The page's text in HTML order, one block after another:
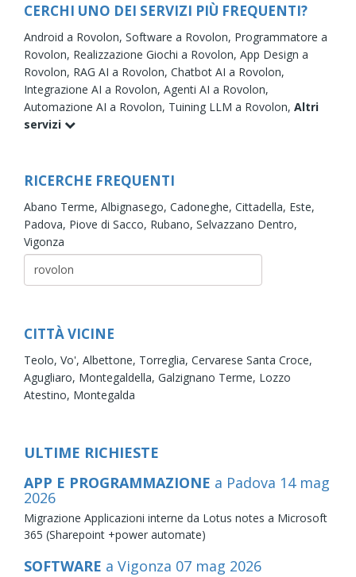
CERCHI UNO DEI SERVIZI PIÙ FREQUENTI?
Android a Rovolon, Software a Rovolon, Programmatore a
Rovolon, Realizzazione Giochi a Rovolon, App Design a
Rovolon, RAG AI a Rovolon, Chatbot AI a Rovolon,
Integrazione AI a Rovolon, Agenti AI a Rovolon,
Automazione AI a Rovolon, Tuining LLM a Rovolon, Altri
servizi
RICERCHE FREQUENTI
Abano Terme, Albignasego, Cadoneghe, Cittadella, Este,
Padova, Piove di Sacco, Rubano, Selvazzano Dentro,
Vigonza
CITTÀ VICINE
Teolo, Vo', Albettone, Torreglia, Cervarese Santa Croce,
Agugliaro, Montegaldella, Galzignano Terme, Lozzo
Atestino, Montegalda
ULTIME RICHIESTE
APP E PROGRAMMAZIONE a Padova 14 mag
2026
Migrazione Applicazioni interne da Lotus notes a Microsoft
365 (Sharepoint +power automate)
SOFTWARE a Vigonza 07 mag 2026